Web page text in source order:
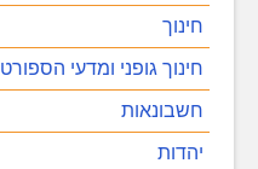
חינוך
חינוך גופני ומדעי הספורט
חשבונאות
יהדות